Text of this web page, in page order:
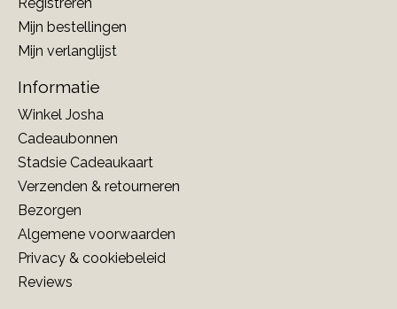
Mijn bestellingen
Mijn verlanglijst
Informatie
Winkel Josha
Cadeaubonnen
Stadsie Cadeaukaart
Verzenden & retourneren
Bezorgen
Algemene voorwaarden
Privacy & cookiebeleid
Reviews